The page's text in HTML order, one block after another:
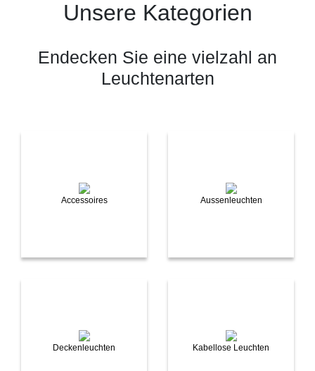
Unsere Kategorien
Endecken Sie eine vielzahl an
Leuchtenarten
Accessoires Aussenleuchten
Deckenleuchten Kabellose Leuchten